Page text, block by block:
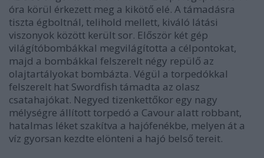
óra körül érkezett meg a kikötő elé. A támadásra
tiszta égboltnál, telihold mellett, kiváló látási
viszonyok között került sor. Először két gép
világítóbombákkal megvilágította a célpontokat,
majd a bombákkal felszerelt négy repülő az
olajtartályokat bombázta. Végül a torpedókkal
felszerelt hat Swordfish támadta az olasz
csatahajókat. Negyed tizenkettőkor egy nagy
mélységre állított torpedó a Cavour alatt robbant,
hatalmas léket szakítva a hajófenékbe, melyen át a
víz gyorsan kezdte elönteni a hajó belső tereit.